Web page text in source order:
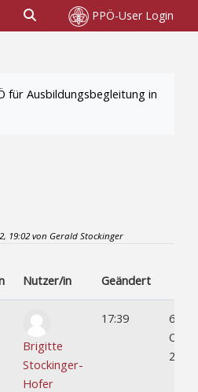
Sucheingabe umschalten
PPÖ-User Login
für Ausbildungsbegleitung in
19:02 von Gerald Stockinger
Nutzer/in Geändert
Brigitte
Stockinger-
Hofer
17:39
6.
2022